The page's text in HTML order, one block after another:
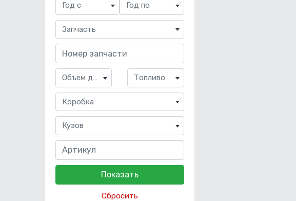
Год с Год по
Запчасть
Объем двигателя Топливо
Коробка
Кузов
Сбросить